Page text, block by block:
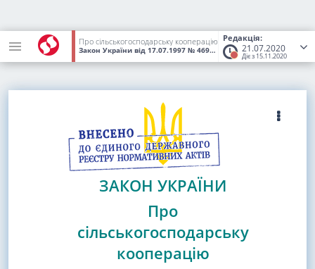
Редакція:
21.07.2020
Діє з 15.11.2020
Про сільськогосподарську кооперацію
Закон України від 17.07.1997 № 469/97-ВР (Статус:Втратив
ЗАКОН УКРАЇНИ
Про
сільськогосподарську
кооперацію